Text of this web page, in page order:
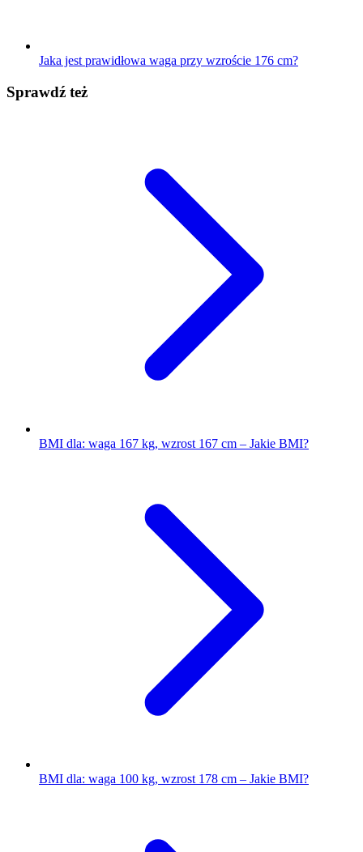
Jaka jest prawidłowa waga przy wzroście 176 cm?
Sprawdź też
BMI dla: waga 167 kg, wzrost 167 cm – Jakie BMI?
BMI dla: waga 100 kg, wzrost 178 cm – Jakie BMI?